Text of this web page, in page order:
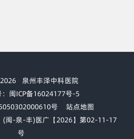
泉州丰泽中科医院
：闽ICP备16024177号-5
号
站点地图
(闽-泉-丰)医广【2026】第02-11-17
号